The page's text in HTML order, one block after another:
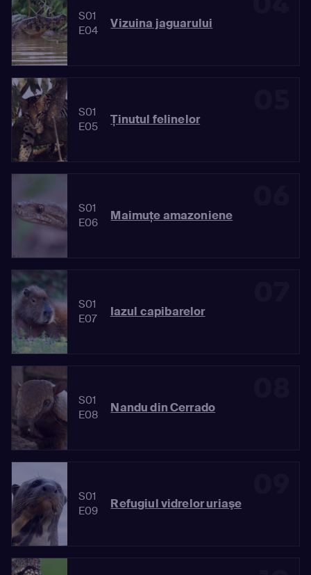
S01
E04
Vizuina jaguarului
S01
E05
Ţinutul felinelor
S01
E06
Maimuţe amazoniene
S01
E07
Iazul capibarelor
S01
E08
Nandu din Cerrado
S01
E09
Refugiul vidrelor uriaşe